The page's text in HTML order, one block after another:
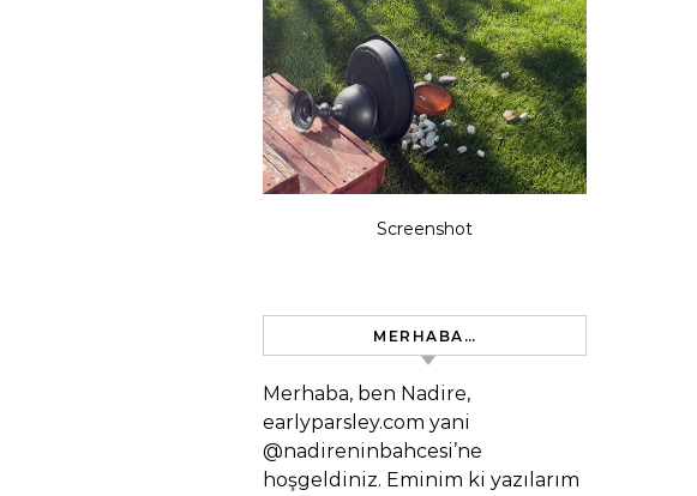
Screenshot
MERHABA…
Merhaba, ben Nadire,
earlyparsley.com yani
@nadireninbahcesi’ne
hoşgeldiniz. Eminim ki yazılarım